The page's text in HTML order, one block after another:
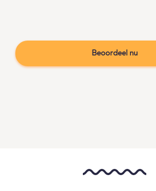
Beoordeel nu